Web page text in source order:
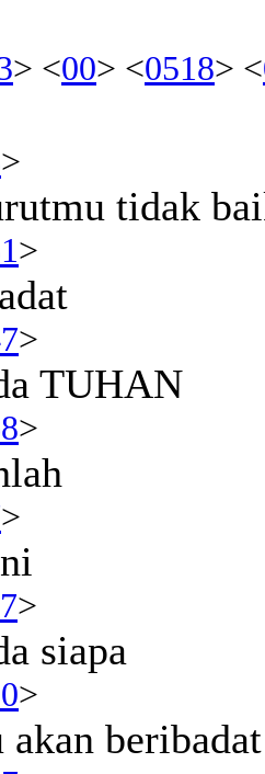
> <00> <0518> <
>
tidak
>
>
TUHAN
>
>
>
siapa
>
akan beribadat